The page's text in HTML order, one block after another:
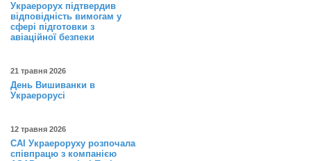
Украерорух підтвердив
відповідність вимогам у
сфері підготовки з
авіаційної безпеки
21 травня 2026
День Вишиванки в
Украерорусі
12 травня 2026
САІ Украероруху розпочала
співпрацю з компанією